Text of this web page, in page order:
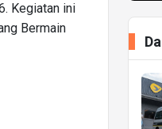
Kegiatan ini
Bermain